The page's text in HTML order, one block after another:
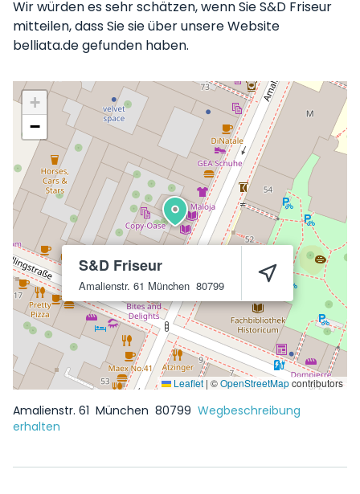
Wir würden es sehr schätzen, wenn Sie S&D Friseur
mitteilen, dass Sie sie über unsere Website
belliata.de gefunden haben.
S&D Friseur
Amalienstr. 61 München 80799
+
−
Leaflet | ©OpenStreetMapcontributors
Amalienstr. 61 München 80799 Wegbeschreibung
erhalten